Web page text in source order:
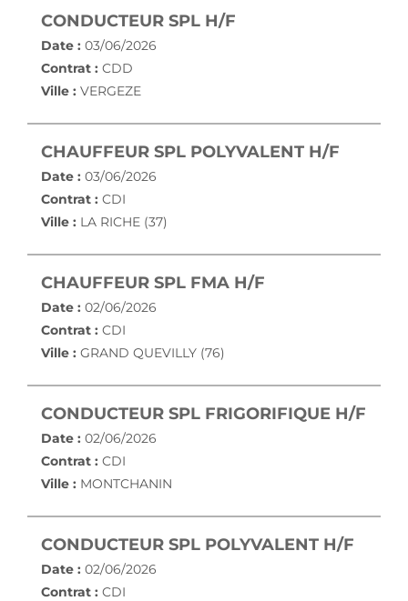
CONDUCTEUR SPL H/F
Date : 03/06/2026
Contrat : CDD
Ville : VERGEZE
CHAUFFEUR SPL POLYVALENT H/F
Date : 03/06/2026
Contrat : CDI
Ville : LA RICHE (37)
CHAUFFEUR SPL FMA H/F
Date : 02/06/2026
Contrat : CDI
Ville : GRAND QUEVILLY (76)
CONDUCTEUR SPL FRIGORIFIQUE H/F
Date : 02/06/2026
Contrat : CDI
Ville : MONTCHANIN
CONDUCTEUR SPL POLYVALENT H/F
Date : 02/06/2026
Contrat : CDI